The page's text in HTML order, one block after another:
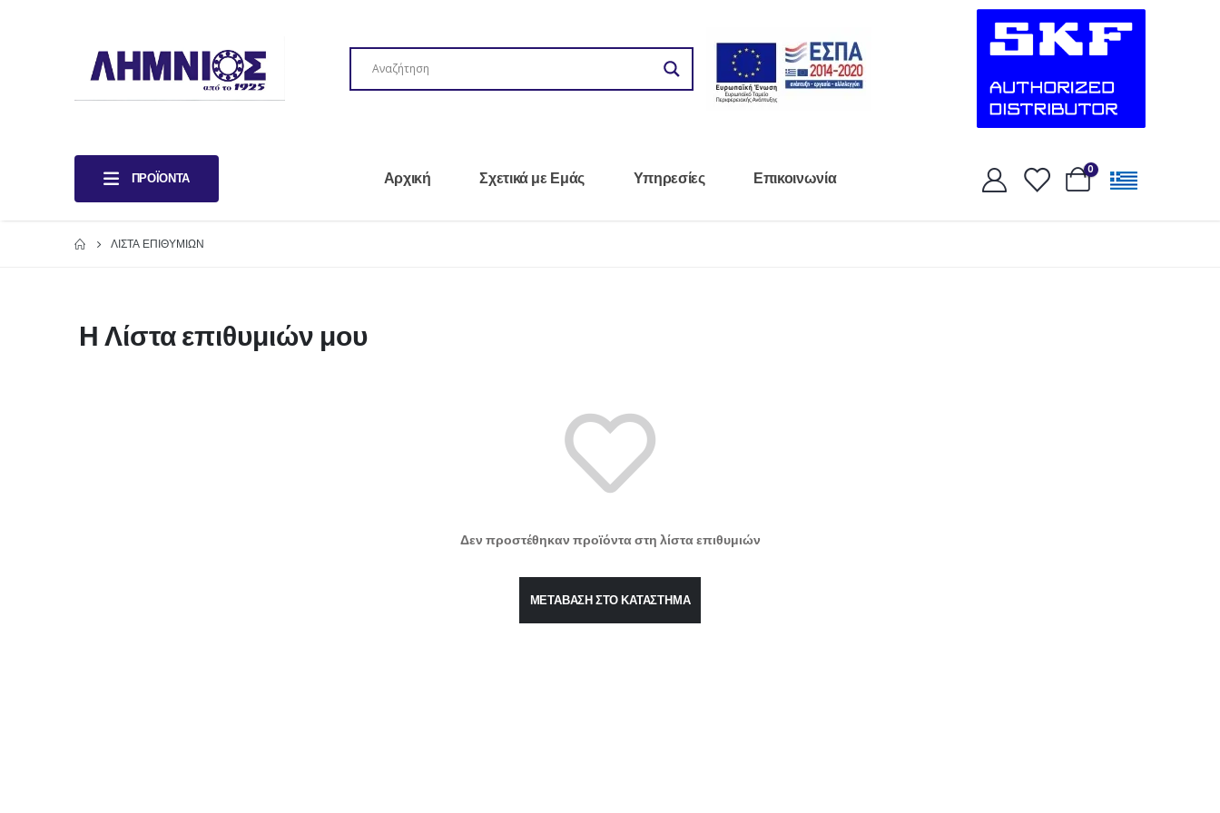
ΠΡΟΪΌΝΤΑ Αρχική Σχετικά με Εμάς Υπηρεσίες Επικοινωνία 0
ΛΊΣΤΑ ΕΠΙΘΥΜΙΏΝ
Η Λίστα επιθυμιών μου
Δεν προστέθηκαν προϊόντα στη λίστα επιθυμιών
ΜΕΤΆΒΑΣΗ ΣΤΟ ΚΑΤΆΣΤΗΜΑ